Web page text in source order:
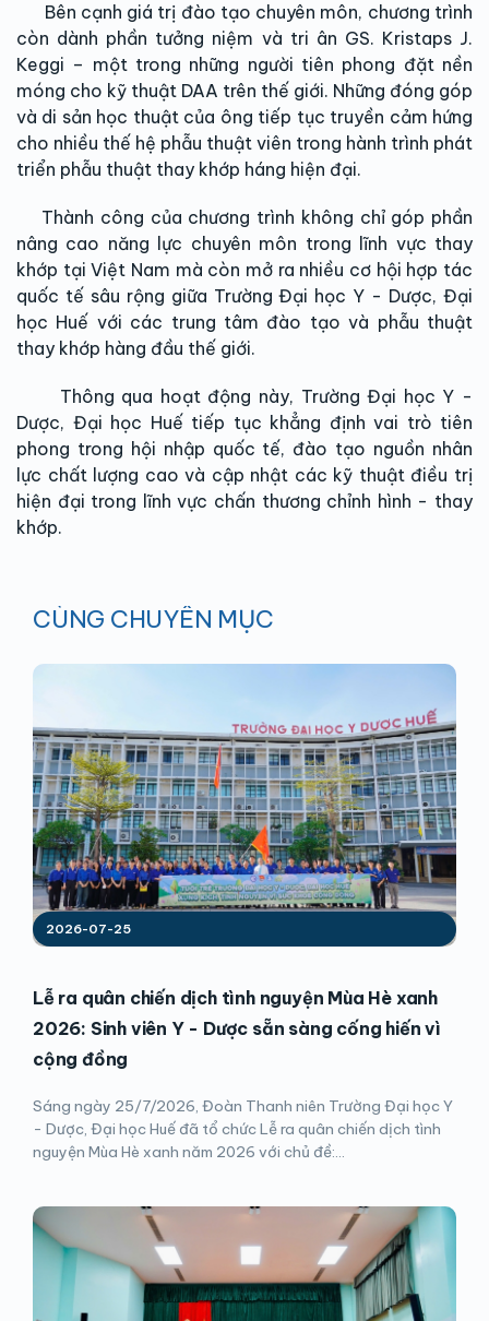
Bên cạnh giá trị đào tạo chuyên môn, chương trình
còn dành phần tưởng niệm và tri ân GS. Kristaps J.
Keggi – một trong những người tiên phong đặt nền
móng cho kỹ thuật DAA trên thế giới. Những đóng góp
và di sản học thuật của ông tiếp tục truyền cảm hứng
cho nhiều thế hệ phẫu thuật viên trong hành trình phát
triển phẫu thuật thay khớp háng hiện đại.
Thành công của chương trình không chỉ góp phần
nâng cao năng lực chuyên môn trong lĩnh vực thay
khớp tại Việt Nam mà còn mở ra nhiều cơ hội hợp tác
quốc tế sâu rộng giữa Trường Đại học Y - Dược, Đại
học Huế với các trung tâm đào tạo và phẫu thuật
thay khớp hàng đầu thế giới.
Thông qua hoạt động này, Trường Đại học Y -
Dược, Đại học Huế tiếp tục khẳng định vai trò tiên
phong trong hội nhập quốc tế, đào tạo nguồn nhân
lực chất lượng cao và cập nhật các kỹ thuật điều trị
hiện đại trong lĩnh vực chấn thương chỉnh hình - thay
khớp.
CÙNG CHUYÊN MỤC
2026-07-25
Lễ ra quân chiến dịch tình nguyện Mùa Hè xanh
2026: Sinh viên Y - Dược sẵn sàng cống hiến vì
cộng đồng
Sáng ngày 25/7/2026, Đoàn Thanh niên Trường Đại học Y
- Dược, Đại học Huế đã tổ chức Lễ ra quân chiến dịch tình
nguyện Mùa Hè xanh năm 2026 với chủ đề:...